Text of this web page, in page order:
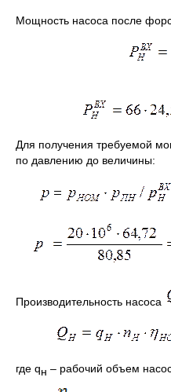
Мощность насоса после
Для получения требуемой
по давлению до величины:
Производительность насоса
где qн – рабочий объем